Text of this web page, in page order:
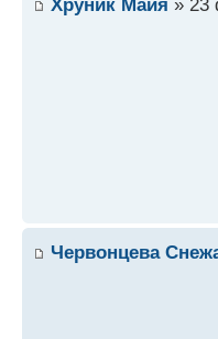
Червонцева